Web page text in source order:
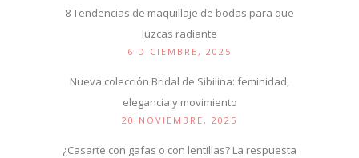
8 Tendencias de maquillaje de bodas para que
luzcas radiante
6 DICIEMBRE, 2025
Nueva colección Bridal de Sibilina: feminidad,
elegancia y movimiento
20 NOVIEMBRE, 2025
¿Casarte con gafas o con lentillas? La respuesta